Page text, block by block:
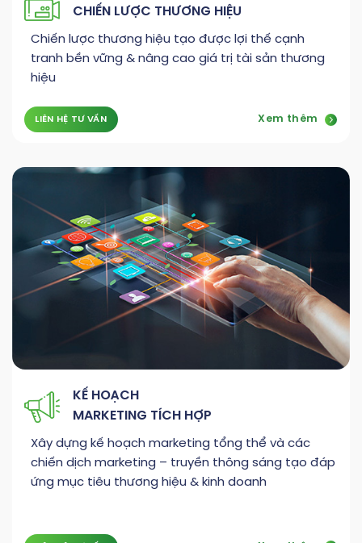
CHIẾN LƯỢC THƯƠNG HIỆU
Chiến lược thương hiệu tạo được lợi thế cạnh
tranh bền vững & nâng cao giá trị tài sản thương
hiệu
LIÊN HỆ TƯ VẤN Xem thêm
KẾ HOẠCH
MARKETING TÍCH HỢP
Xây dựng kế hoạch marketing tổng thể và các
chiến dịch marketing – truyền thông sáng tạo đáp
ứng mục tiêu thương hiệu & kinh doanh